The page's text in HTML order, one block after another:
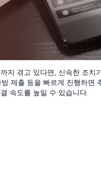
지 겪고 있다면, 신속한 조치
제출 등을 빠르게 진행하면
속도를 높일 수 있습니다.